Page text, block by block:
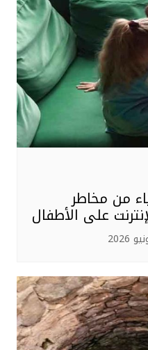
من مخاطر
على الأطفال